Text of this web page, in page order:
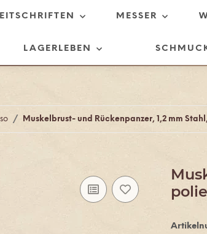
MESSER
LAGERLEBEN
Muskelbrust- und Rückenpanzer, 1,2 mm